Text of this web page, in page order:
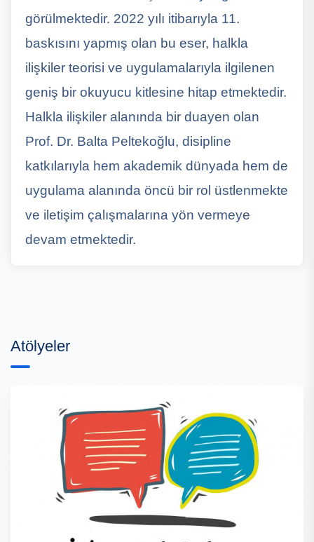
görülmektedir. 2022 yılı itibarıyla 11.
baskısını yapmış olan bu eser, halkla
ilişkiler teorisi ve uygulamalarıyla ilgilenen
geniş bir okuyucu kitlesine hitap etmektedir.
Halkla ilişkiler alanında bir duayen olan
Prof. Dr. Balta Peltekoğlu, disipline
katkılarıyla hem akademik dünyada hem de
uygulama alanında öncü bir rol üstlenmekte
ve iletişim çalışmalarına yön vermeye
devam etmektedir.
Atölyeler